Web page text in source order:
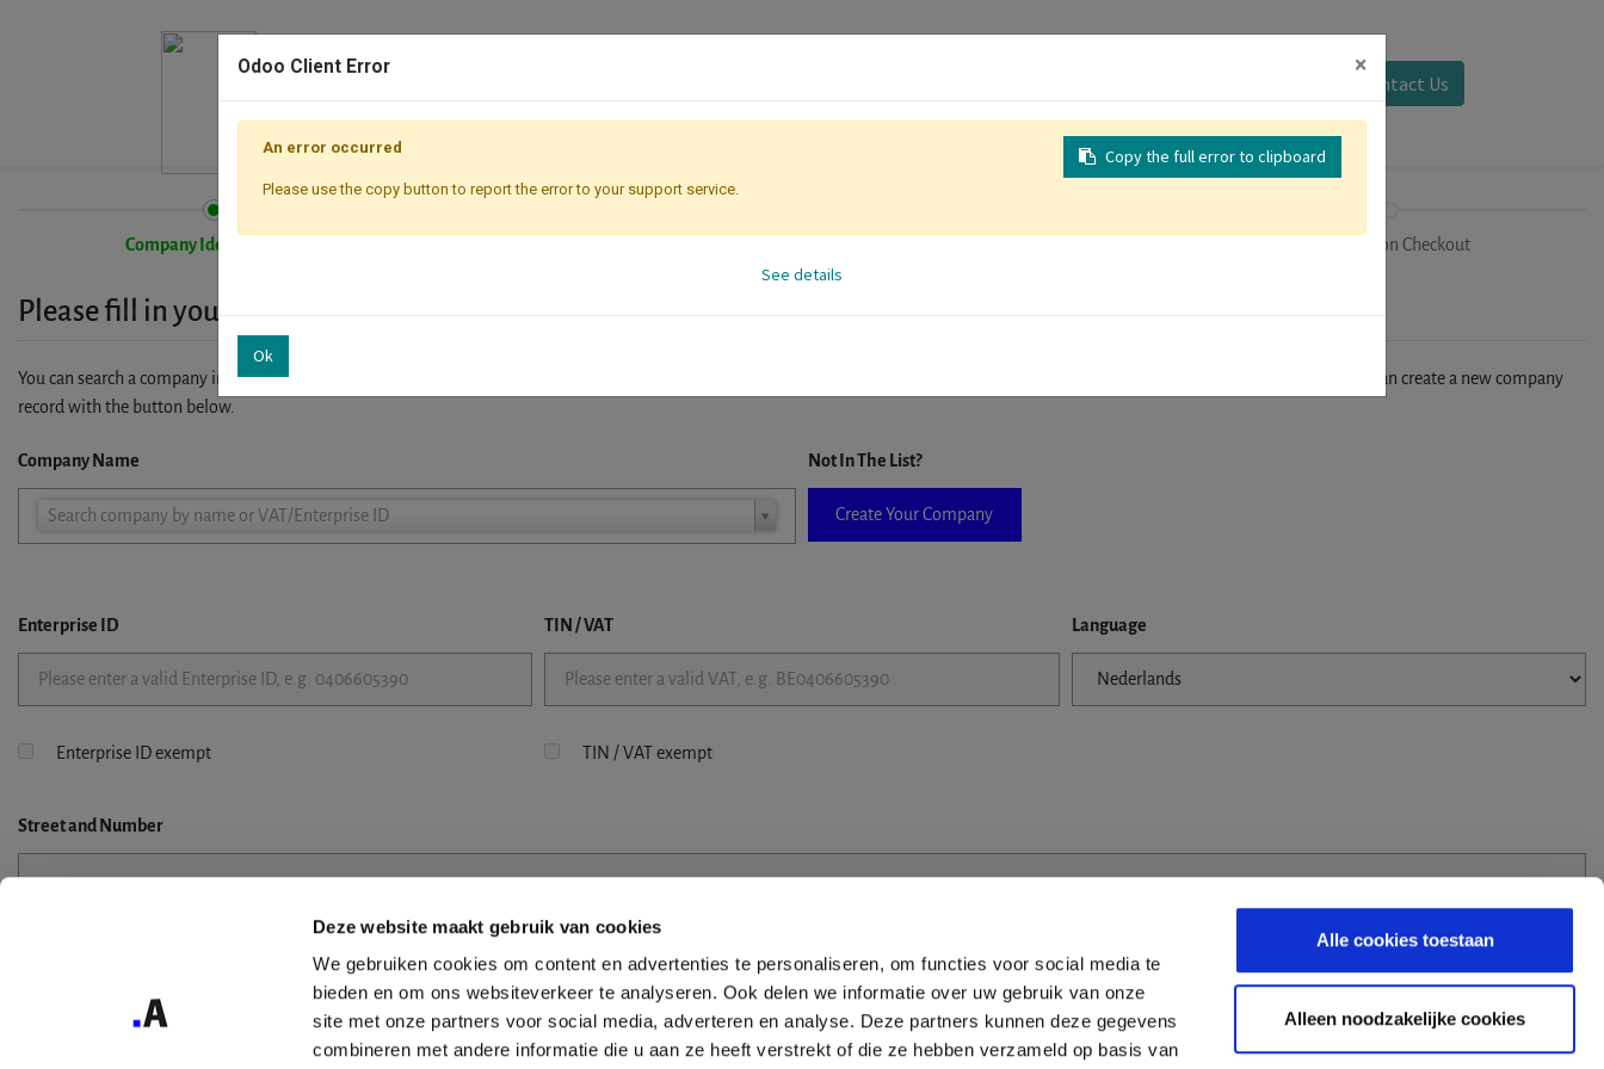
Deze website maakt gebruik van cookies
We gebruiken cookies om content en advertenties te personaliseren, om functies voor social media te
bieden en om ons websiteverkeer te analyseren. Ook delen we informatie over uw gebruik van onze
site met onze partners voor social media, adverteren en analyse. Deze partners kunnen deze gegevens
combineren met andere informatie die u aan ze heeft verstrekt of die ze hebben verzameld op basis van
Alle cookies toestaan
Alleen noodzakelijke cookies
Contact Us
Company Identification Registration Checkout
Please fill in your company details
You can search a company in our database by name, VAT or enterprise ID. When a company is selected it will auto-complete the form. If you don't find your company in our database, you can create a new company
record with the button below.
Company Name
Search company by name or VAT/Enterprise ID
Company
Not In The List?
Create Your Company
Enterprise ID TIN / VAT Language
Enterprise ID exempt TIN / VAT exempt
Streetand Number
Odoo Client Error ×
Copy the full error to clipboard
An error occurred
Please use the copy button to report the error to your support service.
See details
Ok